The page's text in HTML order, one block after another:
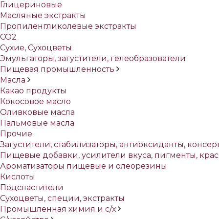
Глицериновые
Масляные экстракты
Пропиленгликолевые экстракты
СО2
Сухие, Сухоцветы
Эмульгаторы, загустители, гелеобразователи
Пищевая промышленность
Масла
Какао продукты
Кокосовое масло
Оливковые масла
Пальмовые масла
Прочие
Загустители, стабилизаторы, антиоксиданты,
Пищевые добавки, усилители вкуса, пигменты,
Ароматизаторы пищевые и олеорезины
Кислоты
Подсластители
Сухоцветы, специи, экстракты
Промышленная химия и с/х